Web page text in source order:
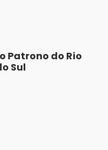
Patrono do Rio
Sul